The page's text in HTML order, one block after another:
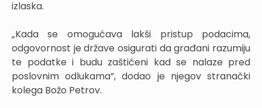
izlaska.
„Kada se omogućava lakši pristup podacima,
odgovornost je države osigurati da građani razumiju
te podatke i budu zaštićeni kad se nalaze pred
poslovnim odlukama”, dodao je njegov stranački
kolega Božo Petrov.